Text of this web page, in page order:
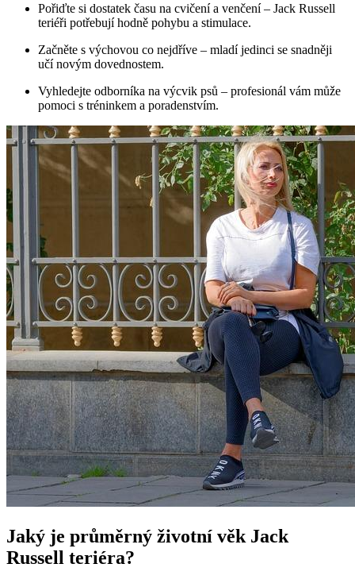
Pořiďte si dostatek času na cvičení a venčení – Jack Russell
teriéři potřebují hodně pohybu a stimulace.
Začněte s výchovou co nejdříve – mladí jedinci se snadněji
učí novým dovednostem.
Vyhledejte odborníka na výcvik psů – profesionál vám může
pomoci s tréninkem a poradenstvím.
Jaký je průměrný životní věk Jack
Russell teriéra?